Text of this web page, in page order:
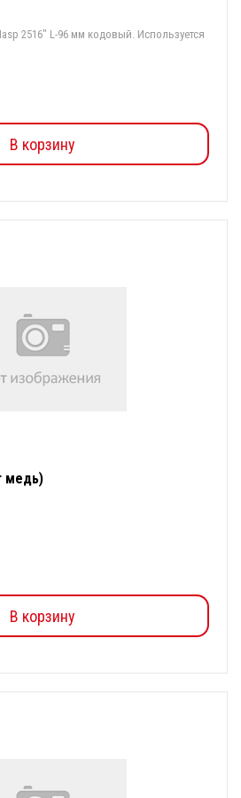
2516" L-96 мм кодовый. Используется
В корзину
медь)
В корзину